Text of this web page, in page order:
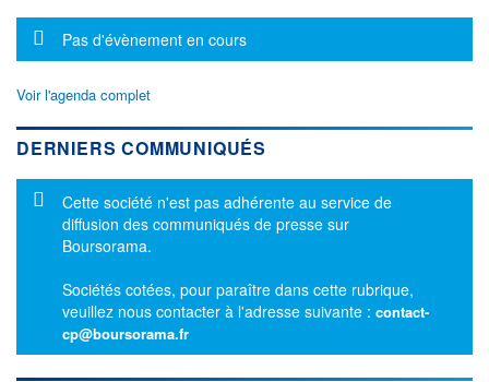
Message d'information
Pas d'évènement en cours
Voir l'agenda complet
DERNIERS COMMUNIQUÉS
Message d'information
Cette société n'est pas adhérente au service de
diffusion des communiqués de presse sur
Boursorama.
Sociétés cotées, pour paraître dans cette rubrique,
veuillez nous contacter à l'adresse suivante : contact-
cp@boursorama.fr